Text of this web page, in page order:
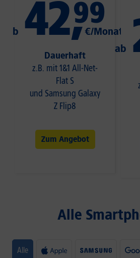
ab 42,
99
€/Monat
Dauerhaft
z.B. mit 1&1 All-Net-
Flat S
und Samsung Galaxy
Z Flip8
Zum Angebot
ab
Alle
Alle